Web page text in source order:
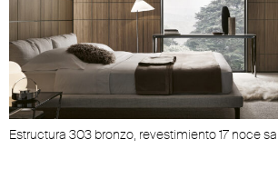
Estructura 303 bronzo, revestimiento 17 noce